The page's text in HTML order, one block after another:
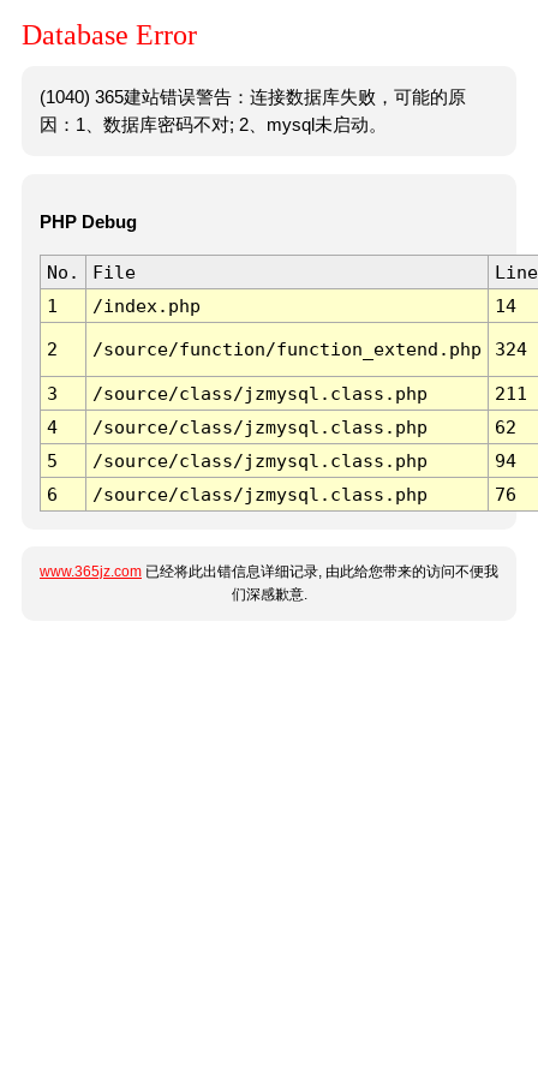
Database Error
(1040) 365建站错误警告：连接数据库失败，可能的原
因：1、数据库密码不对; 2、mysql未启动。
PHP Debug
No. File
Line
1
/index.php 14
2 /source/function/function_extend.php 324
3 /source/class/jzmysql.class.php
211
4
/source/class/jzmysql.class.php
62
5
/source/class/jzmysql.class.php
94
6
/source/class/jzmysql.class.php 76
www.365jz.com 已经将此出错信息详细记录, 由此给您带来的访问不便我
们深感歉意.